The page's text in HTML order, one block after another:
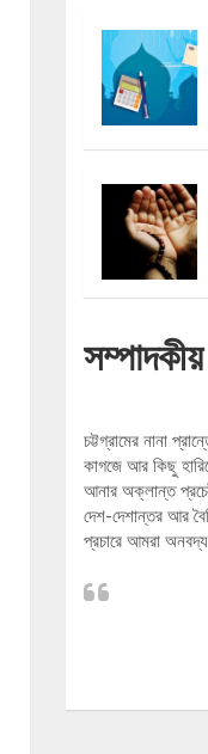
সম্পাদকীয়
চট্টগ্রামের নানা
কাগজে আর কিছু
আনার অক্লান্ত
দেশ-দেশান্তর আর
প্রচারে আমরা